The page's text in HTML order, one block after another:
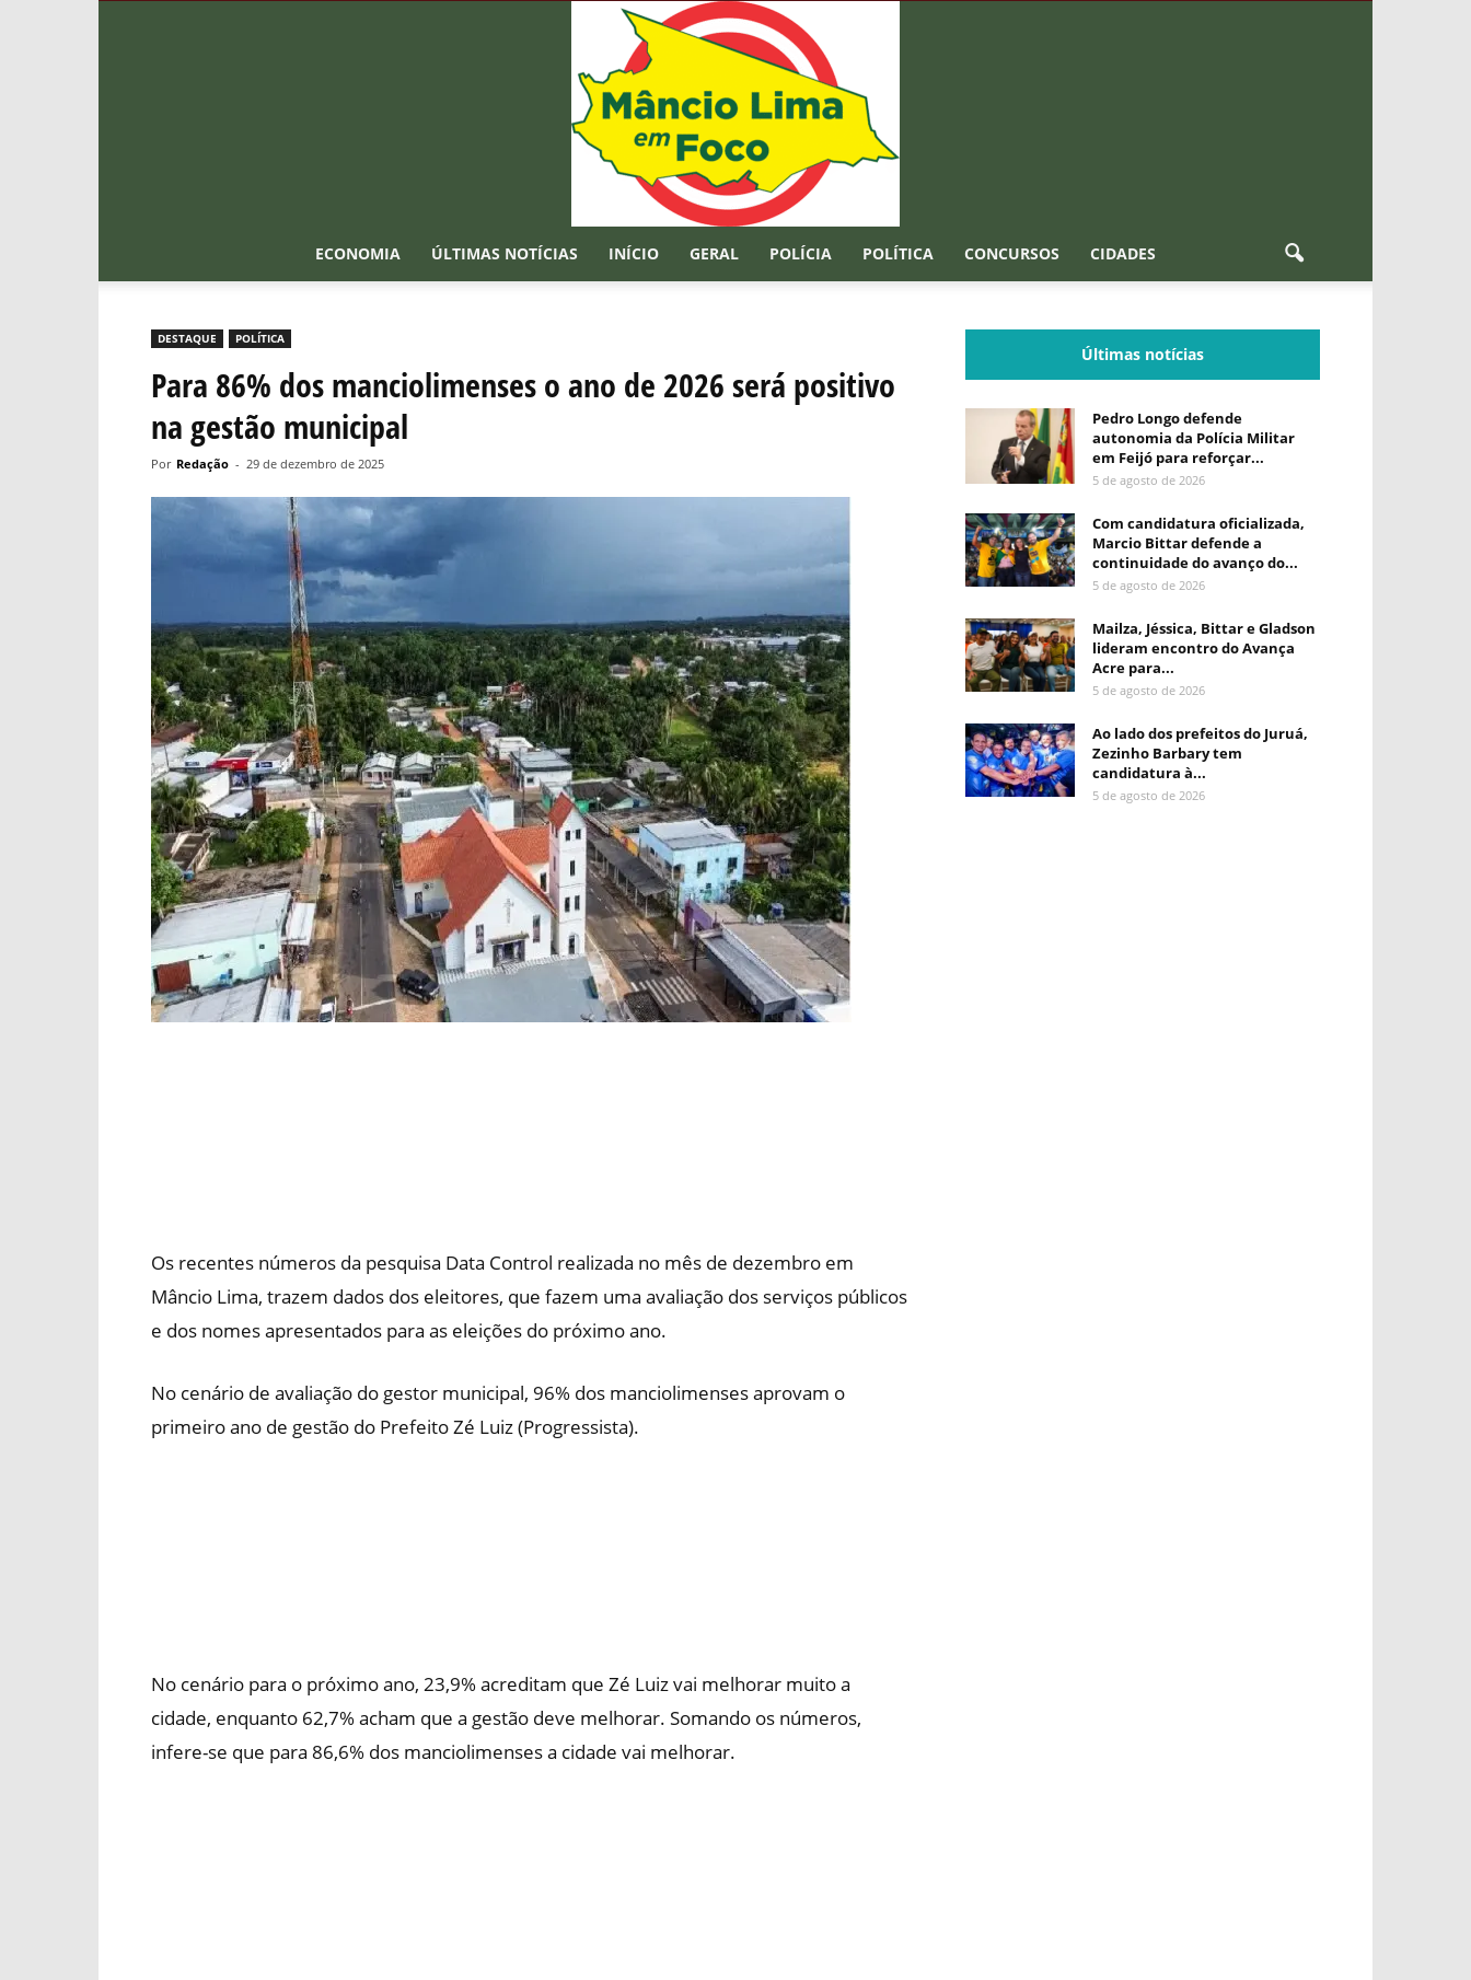
Foco
ECONOMIA ÚLTIMAS NOTÍCIAS INÍCIO GERAL POLÍCIA POLÍTICA CONCURSOS CIDADES
DESTAQUE POLÍTICA
Para 86% dos manciolimenses o ano de 2026 será positivo
na gestão municipal
Por Redação - 29 de dezembro de 2025
Os recentes números da pesquisa Data Control realizada no mês de dezembro em
Mâncio Lima, trazem dados dos eleitores, que fazem uma avaliação dos serviços públicos
e dos nomes apresentados para as eleições do próximo ano.
No cenário de avaliação do gestor municipal, 96% dos manciolimenses aprovam o
primeiro ano de gestão do Prefeito Zé Luiz (Progressista).
No cenário para o próximo ano, 23,9% acreditam que Zé Luiz vai melhorar muito a
cidade, enquanto 62,7% acham que a gestão deve melhorar. Somando os números,
infere-se que para 86,6% dos manciolimenses a cidade vai melhorar.
Últimas notícias
Pedro Longo defende
autonomia da Polícia Militar
em Feijó para reforçar...
5 de agosto de 2026
Com candidatura oficializada,
Marcio Bittar defende a
continuidade do avanço do...
5 de agosto de 2026
Mailza, Jéssica, Bittar e Gladson
lideram encontro do Avança
Acre para...
5 de agosto de 2026
Ao lado dos prefeitos do Juruá,
Zezinho Barbary tem
candidatura à...
5 de agosto de 2026